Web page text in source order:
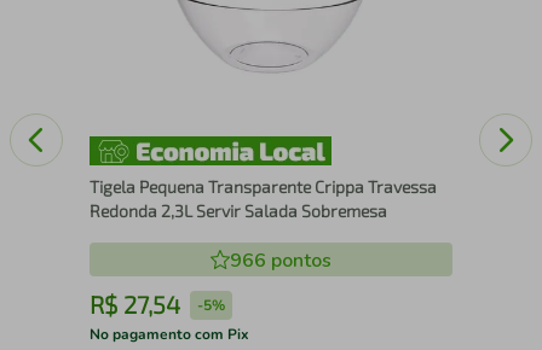
Tigela Pequena Transparente Crippa Travessa
Redonda 2,3L Servir Salada Sobremesa
966 pontos
R$ 27,54 -5%
No pagamento com Pix